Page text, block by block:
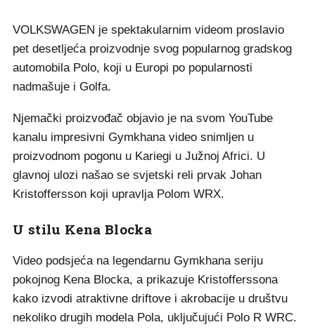
VOLKSWAGEN je spektakularnim videom proslavio
pet desetljeća proizvodnje svog popularnog gradskog
automobila Polo, koji u Europi po popularnosti
nadmašuje i Golfa.
Njemački proizvođač objavio je na svom YouTube
kanalu impresivni Gymkhana video snimljen u
proizvodnom pogonu u Kariegi u Južnoj Africi. U
glavnoj ulozi našao se svjetski reli prvak Johan
Kristoffersson koji upravlja Polom WRX.
U stilu Kena Blocka
Video podsjeća na legendarnu Gymkhana seriju
pokojnog Kena Blocka, a prikazuje Kristofferssona
kako izvodi atraktivne driftove i akrobacije u društvu
nekoliko drugih modela Pola, uključujući Polo R WRC.